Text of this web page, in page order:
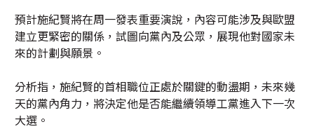
預計施紀賢將在周一發表重要演說，內容可能涉及與歐盟
建立更緊密的關係，試圖向黨內及公眾，展現他對國家未
來的計劃與願景。
分析指，施紀賢的首相職位正處於關鍵的動盪期，未來幾
天的黨內角力，將決定他是否能繼續領導工黨進入下一次
大選。